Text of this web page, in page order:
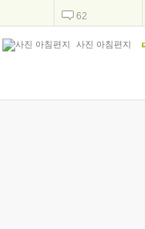
62
사진 아침편지